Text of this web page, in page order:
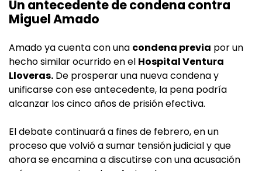
Un antecedente de condena contra
Miguel Amado
Amado ya cuenta con una condena previa por un
hecho similar ocurrido en el Hospital Ventura
Lloveras. De prosperar una nueva condena y
unificarse con ese antecedente, la pena podría
alcanzar los cinco años de prisión efectiva.
El debate continuará a fines de febrero, en un
proceso que volvió a sumar tensión judicial y que
ahora se encamina a discutirse con una acusación